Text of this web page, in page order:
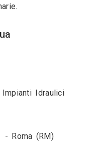
Idraulici
- Roma (RM)